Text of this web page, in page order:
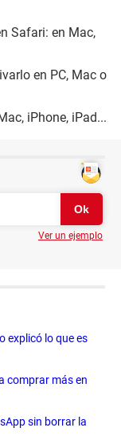
Safari: en Mac,
en PC, Mac o
iPhone, iPad...
Ver un ejemplo
explicó lo que es
comprar más en
sin borrar la